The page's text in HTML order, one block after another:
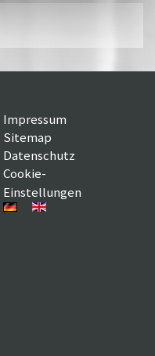
Impressum
Sitemap
Datenschutz
Cookie-
Einstellungen